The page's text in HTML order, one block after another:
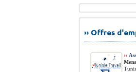
›› Offres
››